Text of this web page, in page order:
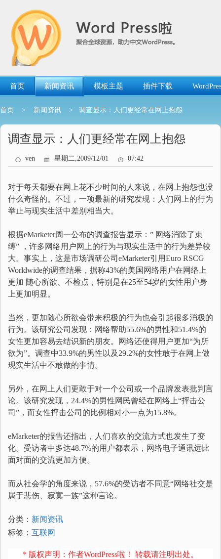
首页 新闻资讯 模板主题 插件下载
首页 > 新闻资讯 > 调查显示：人们更经常在网上抱怨
调查显示：人们更经常在网上抱怨
ven 星期二,2009/12/01 07:42
对于每天都要在网上花不少时间的人来说，在网上抱怨也没
什么奇怪的。不过，一项最新的研究发现：人们网上的行为
举止与现实生活中差别相当大。
根据eMarketer周一公布的调查报告显示：” 网络消除了束
缚” ，许多网络用户网上的行为与现实生活中的行为差异较
大。事实上，这是市场调研公司eMarketer引用Euro RSCG
Worldwide的调查结果，据称43%的美国网络用户在网络上
更加 随心所欲、不检点，特别是在25至54岁的女性用户身
上更加明显。
当然，更加随心所欲会带来积极的行为也会引起很多消极的
行为。该研究公司发现：网络帮助55.6%的男性和51.4%的
女性更加容易去结识新的朋友。网络还使得用户更加“为所
欲为”。调查中33.9%的男性以及29.2%的女性敢于在网上做
现实生活中不敢做的事情。
另外，在网上人们更敢于对一个公司或一个品牌发表批判言
论。该研究发现，24.4%的男性网民曾经在网络上“抨击公
司”，而女性抨击公司的比例相对小一点为15.8%。
eMarketer的报告还指出，人们喜欢的交流方式也发生了变
化。受访者中多达48.7%的用户都表示，网络电子通讯远比
面对面的交流更加方便。
而从社会学的角度来说，57.6%的受访者不同意“网络社交是
属于悲伤、寂寞一族”这种言论。
分类： 新闻资讯
标签： 互联网
* 版权声明：作者WordPress啦！ 转载请注明出处。